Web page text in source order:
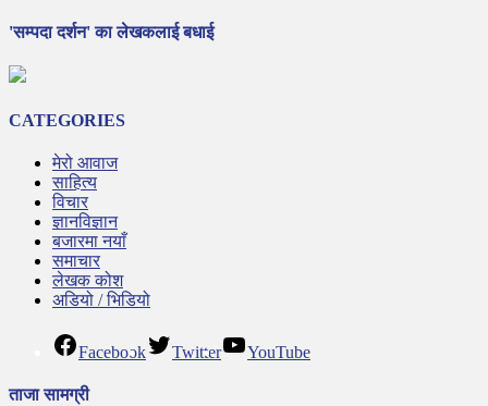
'सम्पदा दर्शन' का लेखकलाई बधाई
CATEGORIES
मेरो आवाज
साहित्य
विचार
ज्ञानविज्ञान
बजारमा नयाँ
समाचार
लेखक कोश
अडियो / भिडियो
Facebook Twitter YouTube
ताजा सामग्री